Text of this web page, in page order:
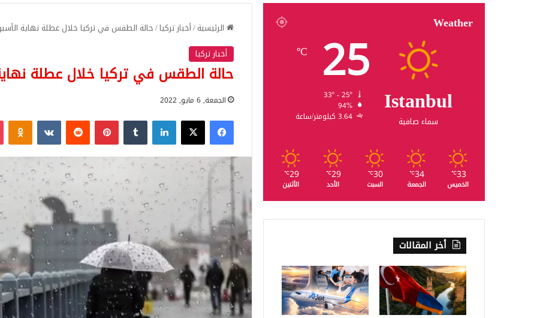
الرئيسية/أخبار تركيا/حالة الطقس في تركيا خلال عطلة نهاية
أخبار تركيا
حالة الطقس في تركيا خلال عطلة
الجمعة, 6 مايو, 2022
فيسبوك‫X لينكدإن بينتيريست
Weather
Istanbul
سماء صافية
25
℃
94%
3.64 كيلومتر/ساعة
33
℃
الخميس
34
℃
الجمعة
30
℃
السبت
29
℃
الأحد
29
℃
الأثنين
أخر المقالات